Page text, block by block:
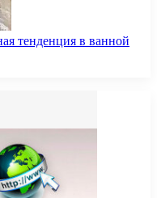
тенденция в ванной